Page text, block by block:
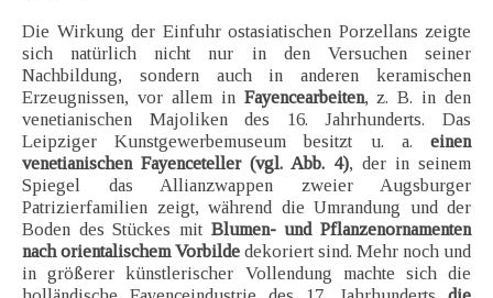
Die Wirkung der Einfuhr ostasiatischen Porzellans zeigte
sich natürlich nicht nur in den Versuchen seiner
Nachbildung, sondern auch in anderen keramischen
Erzeugnissen, vor allem in Fayencearbeiten, z. B. in den
venetianischen Majoliken des 16. Jahrhunderts. Das
Leipziger Kunstgewerbemuseum besitzt u. a. einen
venetianischen Fayenceteller (vgl. Abb. 4), der in seinem
Spiegel das Allianzwappen zweier Augsburger
Patrizierfamilien zeigt, während die Umrandung und der
Boden des Stückes mit Blumen- und Pflanzenornamenten
nach orientalischem Vorbilde dekoriert sind. Mehr noch und
in größerer künstlerischer Vollendung machte sich die